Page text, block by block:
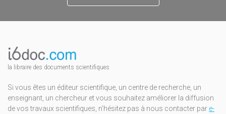
la libraire des documents scientifiques
Si vous êtes un éditeur scientifique, un centre de recherche, un
enseignant, un chercheur et vous souhaitez améliorer la diffusion
de vos travaux scientifiques, n'hésitez pas à nous contacter par e-